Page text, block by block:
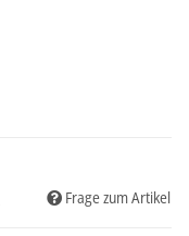
Frage zum Artikel